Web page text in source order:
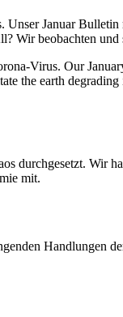
Januar
Wir beobachten
Virus. Our
the earth
durchgesetzt. Wir
mit.
Handlungen